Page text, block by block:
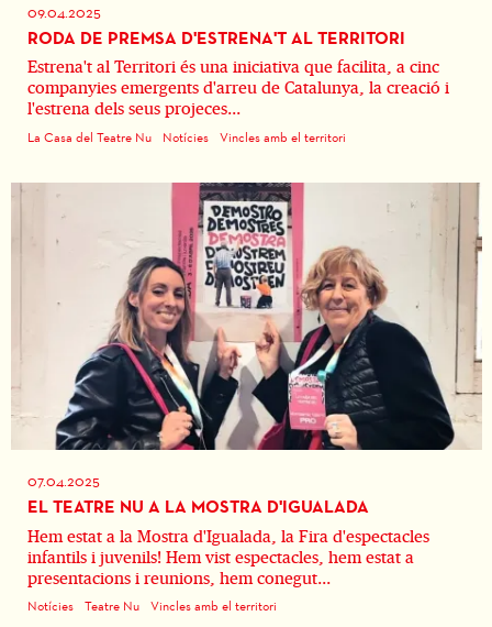
09.04.2025
RODA DE PREMSA D'ESTRENA'T AL TERRITORI
Estrena't al Territori és una iniciativa que facilita, a cinc
companyies emergents d'arreu de Catalunya, la creació i
l'estrena dels seus projeces...
La Casa del Teatre Nu Notícies Vincles amb el territori
07.04.2025
EL TEATRE NU A LA MOSTRA D'IGUALADA
Hem estat a la Mostra d'Igualada, la Fira d'espectacles
infantils i juvenils! Hem vist espectacles, hem estat a
presentacions i reunions, hem conegut...
Notícies Teatre Nu Vincles amb el territori